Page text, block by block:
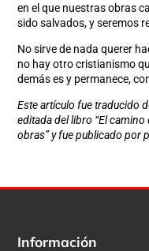
en el que nuestras obras
sido salvados, y seremos
No sirve de nada querer
no hay otro cristianismo
demás es y permanece,
Este artículo fue traducido
editada del libro “El camino
obras” y fue publicado por
Información